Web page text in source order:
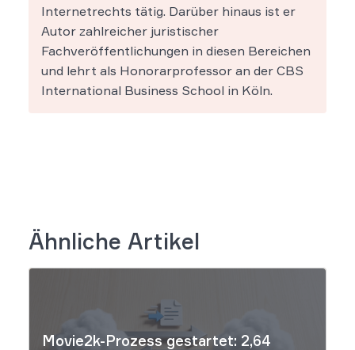
Internetrechts tätig. Darüber hinaus ist er
Autor zahlreicher juristischer
Fachveröffentlichungen in diesen Bereichen
und lehrt als Honorarprofessor an der CBS
International Business School in Köln.
Ähnliche Artikel
Movie2k-Prozess gestartet: 2,64